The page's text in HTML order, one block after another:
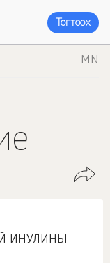
Тогтоох
MN